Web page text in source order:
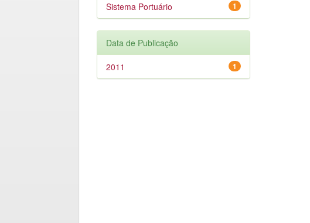
1
Sistema Portuário
Data de Publicação
1
2011